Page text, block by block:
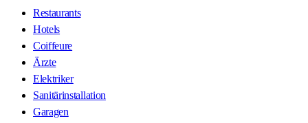
Restaurants
Hotels
Coiffeure
Ärzte
Elektriker
Sanitärinstallation
Garagen